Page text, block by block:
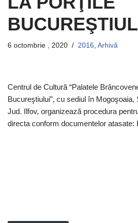
6 octombrie , 2020 2016 Arhivă
Centrul de Cultură “Palatele
Bucureştiului”, cu sediul în Mogoşoaia,
Jud. Ilfov, organizează procedura
directa conform documentelor atasate: